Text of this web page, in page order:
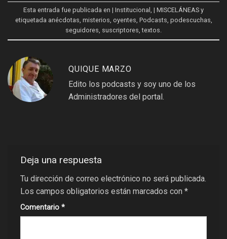
Esta entrada fue publicada en | Institucional , | MISCELÁNEAS y
etiquetada anécdotas, misterios, oyentes, Podcasts, podescuchas,
seguidores, suscriptores,textos.
QUIQUE MARZO
Edito los podcasts y soy uno de los
Administradores del portal.
Deja una respuesta
Tu dirección de correo electrónico no será publicada.
Los campos obligatorios están marcados con *
Comentario *